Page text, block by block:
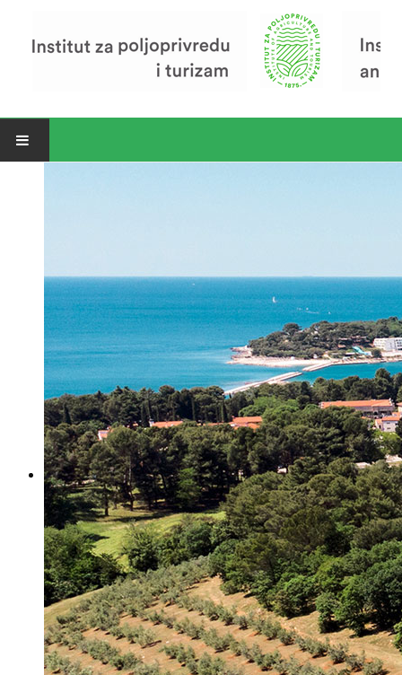
Zavod za poljoprivredu i prehranu
Zavod za ekonomiku i razvoj poljoprivrede
Zavod za turizam
Pokusno poljoprivredno imanje
Zaposlenici
Euraxess
Misija i vizija
Upravno Vijeće
Rad Upravnog vijeća
Znanstveno Vijeće
Rad Znanstvenog vijeća
Etičko povjerenstvo
Etički kodeks
Financiranje
Proračun
Potpore
PROGRAMSKO FINANCIRANJE
Izvještavanje po uredbi
Projekti Instituta
Dialogue4Tourism